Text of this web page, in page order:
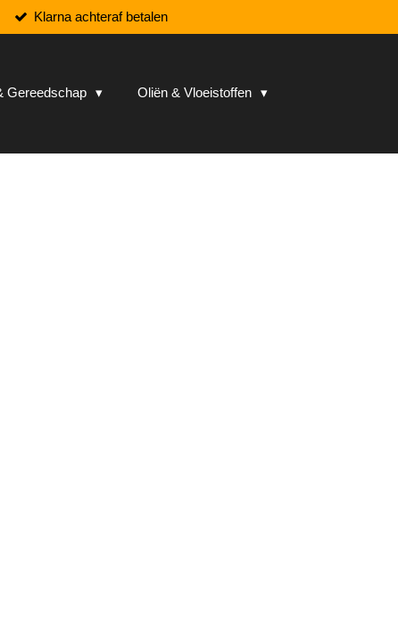
Klarna achteraf betalen
Gereedschap
Oliën & Vloeistoffen